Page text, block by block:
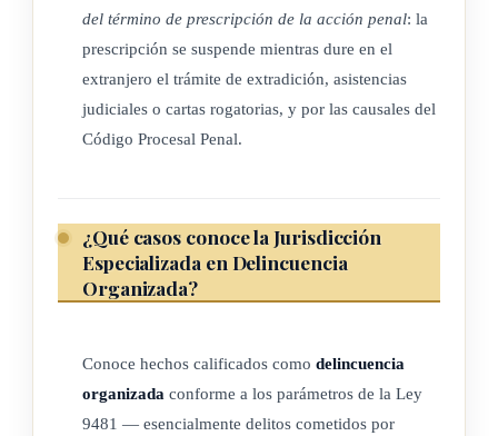
5-) Poseer una condición de nombramiento profesional en
propiedad, previo cumplimiento del período de prueba, en el
Poder Judicial.
6-) Poseer capacitación especializada en delincuencia
Estos jueces devengarán un incentivo salarial respecto de los
demás jueces del Juzgado Penal.
Apelación de Sentencia de la Jurisdicción Especializada en
Delincuencia Organizada, titular o suplente, se requiere:
del término de prescripción de la acción penal: la
prescripción se suspende mientras dure en el
extranjero el trámite de extradición, asistencias
judiciales o cartas rogatorias, y por las causales del
Código Procesal Penal.
¿Qué casos conoce la Jurisdicción
Especializada en Delincuencia
Organizada?
Conoce hechos calificados como delincuencia
organizada conforme a los parámetros de la Ley
9481 — esencialmente delitos cometidos por